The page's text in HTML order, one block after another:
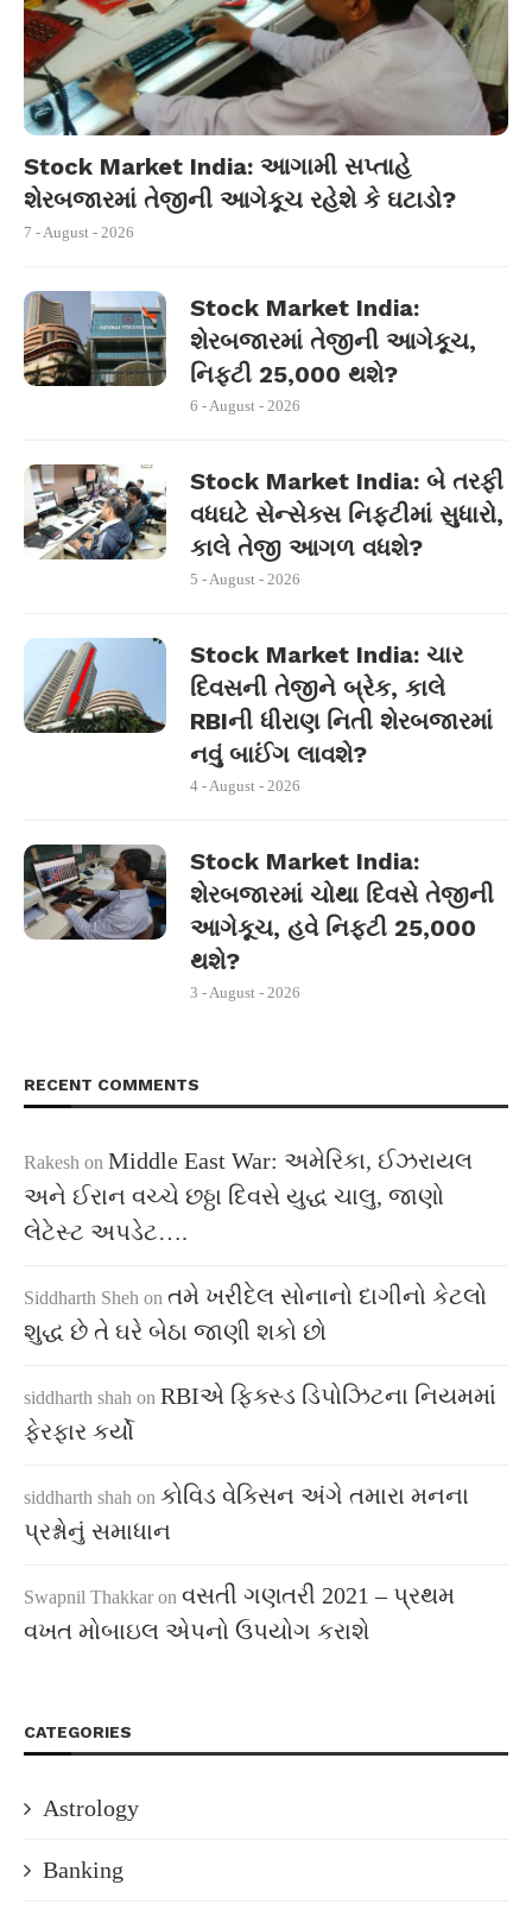
Stock Market India: આગામી સપ્તાહે
શેરબજારમાં તેજીની આગેકૂચ રહેશે કે ઘટાડો?
7 - August - 2026
Stock Market India:
શેરબજારમાં તેજીની આગેકૂચ,
નિફ્ટી 25,000 થશે?
6 - August - 2026
Stock Market India: બે તરફી
વધઘટે સેન્સેક્સ નિફ્ટીમાં સુધારો,
કાલે તેજી આગળ વધશે?
5 - August - 2026
Stock Market India: ચાર
દિવસની તેજીને બ્રેક, કાલે
RBIની ધીરાણ નિતી શેરબજારમાં
નવું બાઈંગ લાવશે?
4 - August - 2026
Stock Market India:
શેરબજારમાં ચોથા દિવસે તેજીની
આગેકૂચ, હવે નિફ્ટી 25,000
થશે?
3 - August - 2026
RECENT COMMENTS
Rakesh on Middle East War: અમેરિકા, ઈઝરાયલ
અને ઈરાન વચ્ચે છઠ્ઠા દિવસે યુદ્ધ ચાલુ, જાણો
લેટેસ્ટ અપડેટ….
Siddharth Sheh on તમે ખરીદેલ સોનાનો દાગીનો કેટલો
શુદ્ધ છે તે ઘરે બેઠા જાણી શકો છો
siddharth shah on RBIએ ફિક્સ્ડ ડિપોઝિટના નિયમમાં
ફેરફાર કર્યો
siddharth shah on કોવિડ વેક્સિન અંગે તમારા મનના
પ્રશ્નોનું સમાધાન
Swapnil Thakkar on વસતી ગણતરી 2021 – પ્રથમ
વખત મોબાઇલ એપનો ઉપયોગ કરાશે
CATEGORIES
Astrology
Banking